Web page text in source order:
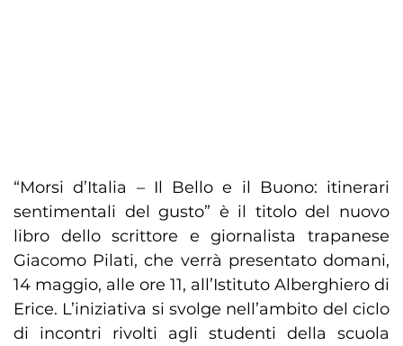
“Morsi d’Italia – Il Bello e il Buono: itinerari
sentimentali del gusto” è il titolo del nuovo
libro dello scrittore e giornalista trapanese
Giacomo Pilati, che verrà presentato domani,
14 maggio, alle ore 11, all’Istituto Alberghiero di
Erice. L’iniziativa si svolge nell’ambito del ciclo
di incontri rivolti agli studenti della scuola